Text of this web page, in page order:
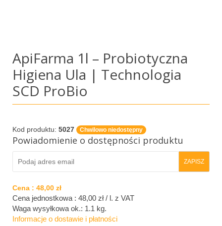
ApiFarma 1l – Probiotyczna
Higiena Ula | Technologia
SCD ProBio
Kod produktu: 5027 Chwilowo niedostępny
Powiadomienie o dostępności produktu
Cena : 48,00 zł
Cena jednostkowa : 48,00 zł / l. z VAT
Waga wysyłkowa ok.: 1.1 kg.
Informacje o dostawie i płatności